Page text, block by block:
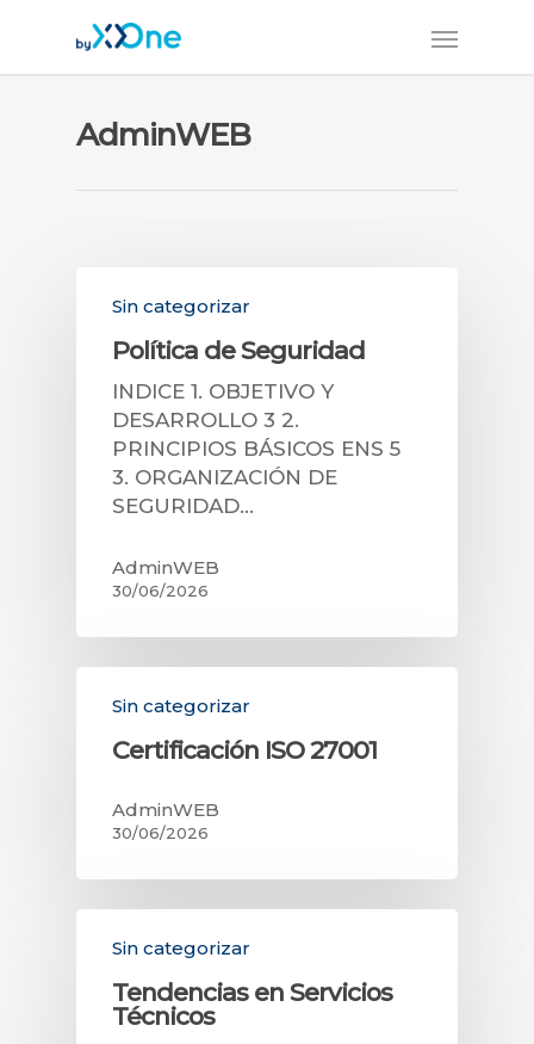
AdminWEB
Sin categorizar
Política de Seguridad
INDICE 1. OBJETIVO Y
DESARROLLO 3 2.
PRINCIPIOS BÁSICOS ENS 5
3. ORGANIZACIÓN DE
SEGURIDAD…
AdminWEB
30/06/2026
Sin categorizar
Certificación ISO 27001
AdminWEB
30/06/2026
Sin categorizar
Tendencias en Servicios
Técnicos